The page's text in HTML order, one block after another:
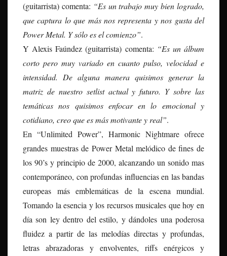
(guitarrista) comenta: “Es un trabajo muy bien logrado,
que captura lo que más nos representa y nos gusta del
Power Metal. Y sólo es el comienzo”.
Y Alexis Faúndez (guitarrista) comenta: “Es un álbum
corto pero muy variado en cuanto pulso, velocidad e
intensidad. De alguna manera quisimos generar la
matriz de nuestro setlist actual y futuro. Y sobre las
temáticas nos quisimos enfocar en lo emocional y
cotidiano, creo que es más motivante y real”.
En “Unlimited Power”, Harmonic Nightmare ofrece
grandes muestras de Power Metal melódico de fines de
los 90’s y principio de 2000, alcanzando un sonido mas
contemporáneo, con profundas influencias en las bandas
europeas más emblemáticas de la escena mundial.
Tomando la esencia y los recursos musicales que hoy en
día son ley dentro del estilo, y dándoles una poderosa
fluidez a partir de las melodías directas y profundas,
letras abrazadoras y envolventes, riffs enérgicos y